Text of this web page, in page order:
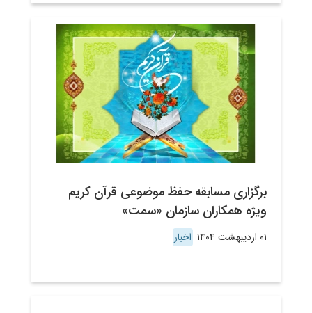
برگزاری مسابقه حفظ موضوعی قرآن کریم
ویژه همکاران سازمان «سمت»
۰۱ اردیبهشت ۱۴۰۴ اخبار